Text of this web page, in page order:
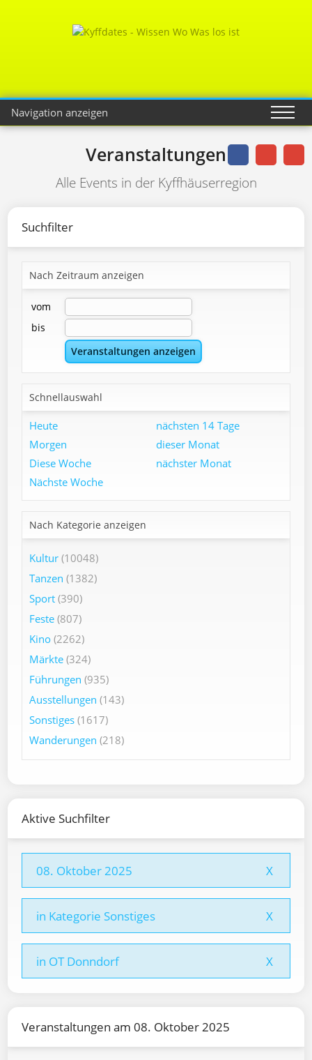
Navigation anzeigen
Veranstaltungen
Alle Events in der Kyffhäuserregion
Suchfilter
Nach Zeitraum anzeigen
vom
bis
Schnellauswahl
Heute
Morgen
Diese Woche
Nächste Woche
nächsten 14 Tage
dieser Monat
nächster Monat
Nach Kategorie anzeigen
Kultur (10048)
Tanzen (1382)
Sport (390)
Feste (807)
Kino (2262)
Märkte (324)
Führungen (935)
Ausstellungen (143)
Sonstiges (1617)
Wanderungen (218)
Aktive Suchfilter
08. Oktober 2025 X
in Kategorie Sonstiges X
in OT Donndorf X
Veranstaltungen am 08. Oktober 2025